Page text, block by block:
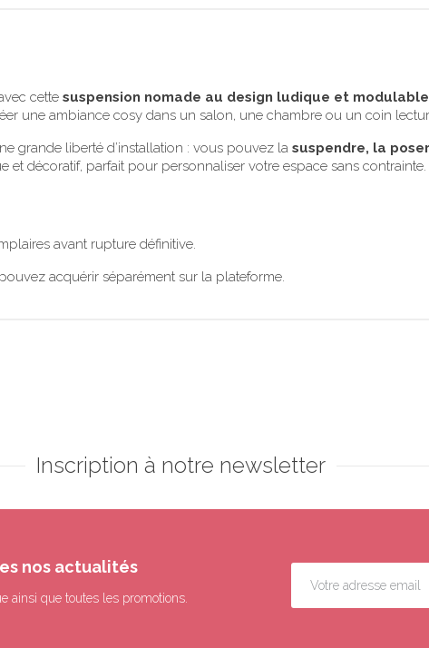
cette suspension nomade au design ludique et modulable
une ambiance cosy dans un salon, une chambre ou un coin
grande liberté d’installation : vous pouvez la suspendre, la
décoratif, parfait pour personnaliser votre espace sans contrainte.
avant rupture définitive.
acquérir séparément sur la plateforme.
Inscription à notre newsletter
nos actualités
ainsi que toutes les promotions.